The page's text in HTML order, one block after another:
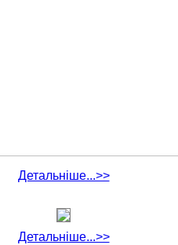
Детальніше...>>
Детальніше...>>